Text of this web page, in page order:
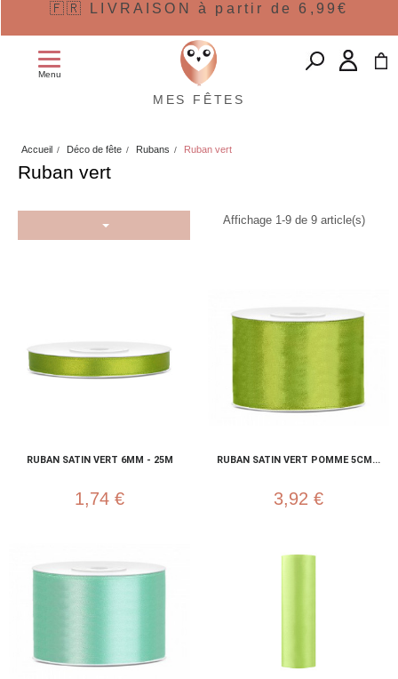
🇫🇷 LIVRAISON à partir de 6,99€
Menu
MES FÊTES
Accueil Déco de fête Rubans Ruban vert
Ruban vert
Affichage 1-9 de 9 article(s)
RUBAN SATIN VERT 6MM - 25M
1,74 €
RUBAN SATIN VERT POMME 5CM...
3,92 €